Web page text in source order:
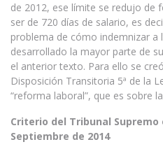
de 2012, ese límite se redujo de
ser de 720 días de salario, es
problema de cómo indemnizar a
desarrollado la mayor parte de
el anterior texto. Para ello se
Disposición Transitoria 5ª de la
“reforma laboral”, que es sobre
Criterio del Tribunal Supremo
Septiembre de 2014